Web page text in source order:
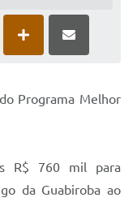
Programa Melhor
R$ 760 mil para
da Guabiroba ao